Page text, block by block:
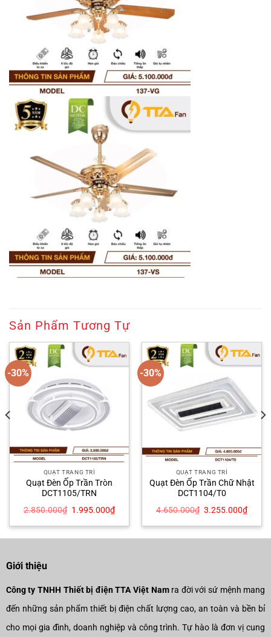
Sản Phẩm Tương Tự
-30%
QUẠT TRANG TRÍ
Quạt Đèn Ốp Trần Tròn
DCT1105/TRN
2.850.000₫ Giá
là:
1.995.000₫Giá
hiện
tại
1.995.000₫.
-30%
QUẠT TRANG TRÍ
Quạt Đèn Ốp Trần Chữ Nhật
DCT1104/T0
4.650.000₫ Giá
là:
3.255.000₫Giá
hiện
tại
Giới thiệu
Công ty TNHH Thiết bị điện TTA Việt Namra đời với sứ mệnh mang
đến những sản phẩm thiết bị điện chất lượng cao, an toàn và bền bỉ
cho mọi gia đình, doanh nghiệp và công trình. Tự hào là đơn vị cung